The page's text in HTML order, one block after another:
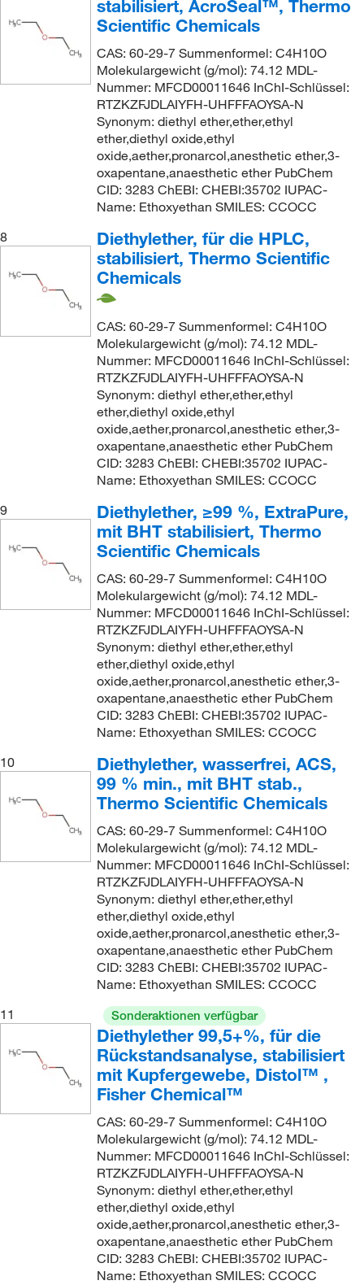
stabilisiert, AcroSeal™, Thermo
Scientific Chemicals
CAS: 60-29-7 Summenformel: C4H10O
Molekulargewicht (g/mol): 74.12 MDL-
Nummer: MFCD00011646 InChI-Schlüssel:
RTZKZFJDLAIYFH-UHFFFAOYSA-N
Synonym: diethyl ether,ether,ethyl
ether,diethyl oxide,ethyl
oxide,aether,pronarcol,anesthetic ether,3-
oxapentane,anaesthetic ether PubChem
CID: 3283 ChEBI: CHEBI:35702 IUPAC-
Name: Ethoxyethan SMILES: CCOCC
8
Diethylether, für die HPLC,
stabilisiert, Thermo Scientific
Chemicals
CAS: 60-29-7 Summenformel: C4H10O
Molekulargewicht (g/mol): 74.12 MDL-
Nummer: MFCD00011646 InChI-Schlüssel:
RTZKZFJDLAIYFH-UHFFFAOYSA-N
Synonym: diethyl ether,ether,ethyl
ether,diethyl oxide,ethyl
oxide,aether,pronarcol,anesthetic ether,3-
oxapentane,anaesthetic ether PubChem
CID: 3283 ChEBI: CHEBI:35702 IUPAC-
Name: Ethoxyethan SMILES: CCOCC
9
Diethylether, ≥99 %, ExtraPure,
mit BHT stabilisiert, Thermo
Scientific Chemicals
CAS: 60-29-7 Summenformel: C4H10O
Molekulargewicht (g/mol): 74.12 MDL-
Nummer: MFCD00011646 InChI-Schlüssel:
RTZKZFJDLAIYFH-UHFFFAOYSA-N
Synonym: diethyl ether,ether,ethyl
ether,diethyl oxide,ethyl
oxide,aether,pronarcol,anesthetic ether,3-
oxapentane,anaesthetic ether PubChem
CID: 3283 ChEBI: CHEBI:35702 IUPAC-
Name: Ethoxyethan SMILES: CCOCC
10
Diethylether, wasserfrei, ACS,
99 % min., mit BHT stab.,
Thermo Scientific Chemicals
CAS: 60-29-7 Summenformel: C4H10O
Molekulargewicht (g/mol): 74.12 MDL-
Nummer: MFCD00011646 InChI-Schlüssel:
RTZKZFJDLAIYFH-UHFFFAOYSA-N
Synonym: diethyl ether,ether,ethyl
ether,diethyl oxide,ethyl
oxide,aether,pronarcol,anesthetic ether,3-
oxapentane,anaesthetic ether PubChem
CID: 3283 ChEBI: CHEBI:35702 IUPAC-
Name: Ethoxyethan SMILES: CCOCC
11
Sonderaktionen verfügbar
Diethylether 99,5+%, für die
Rückstandsanalyse, stabilisiert
mit Kupfergewebe, Distol™ ,
Fisher Chemical™
CAS: 60-29-7 Summenformel: C4H10O
Molekulargewicht (g/mol): 74.12 MDL-
Nummer: MFCD00011646 InChI-Schlüssel:
RTZKZFJDLAIYFH-UHFFFAOYSA-N
Synonym: diethyl ether,ether,ethyl
ether,diethyl oxide,ethyl
oxide,aether,pronarcol,anesthetic ether,3-
oxapentane,anaesthetic ether PubChem
CID: 3283 ChEBI: CHEBI:35702 IUPAC-
Name: Ethoxyethan SMILES: CCOCC